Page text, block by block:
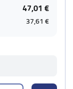
47,01 €
37,61 €